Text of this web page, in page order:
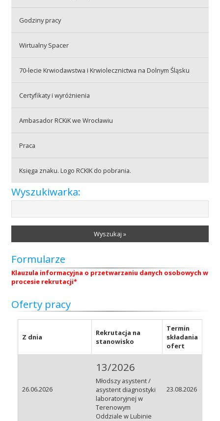
BIP
RODO
Godziny pracy
Wirtualny Spacer
70-lecie Krwiodawstwa i Krwiolecznictwa na Dolnym Śląsku
Certyfikaty i wyróżnienia
Ambasador RCKiK we Wrocławiu
Praca
Praca
Księga znaku. Logo RCKIK do pobrania.
Wyszukiwarka:
Wyszukaj »
Formularze
Klauzula informacyjna o przetwarzaniu danych osobowych w
procesie rekrutacji*
Oferty pracy
Z dnia
Rekrutacja na
stanowisko
Termin
składania
ofert
26.06.2026
13/2026
Młodszy asystent /
asystent diagnostyki
laboratoryjnej w
Terenowym
Oddziale w Lubinie
23.08.2026